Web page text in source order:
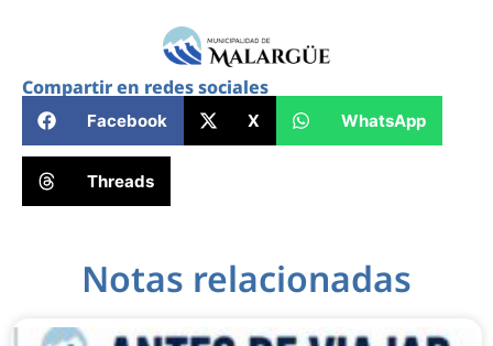
Compartir en redes sociales
Facebook X WhatsApp
Threads
Notas relacionadas